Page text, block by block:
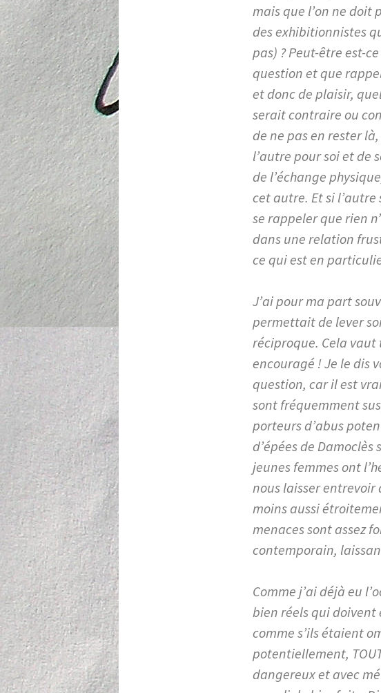
mais que l’on ne
des exhibitionnistes
pas) ? Peut-être est-
question et que
et donc de plaisir,
serait contraire ou
de ne pas en rester
l’autre pour soi et de
de l’échange
cet autre. Et si
se rappeler que rien
dans une relation
ce qui est en
J’ai pour ma part
permettait de lever
réciproque. Cela vaut
encouragé ! Je le dis
question, car il est
sont fréquemment
porteurs d’abus
d’épées de
jeunes femmes ont
nous laisser
moins aussi
menaces sont assez
contemporain,
Comme j’ai déjà eu
bien réels qui doivent
comme s’ils étaient
potentiellement,
dangereux et avec